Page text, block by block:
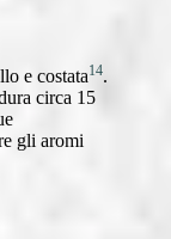
e costata14.
circa 15
gli aromi